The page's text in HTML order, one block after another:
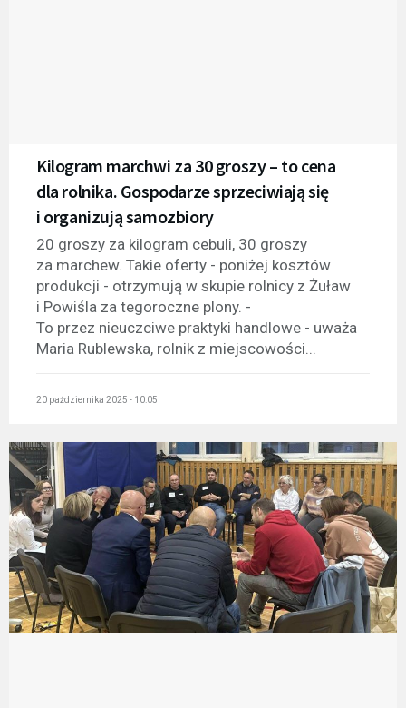
Kilogram marchwi za 30 groszy – to cena
dla rolnika. Gospodarze sprzeciwiają się
i organizują samozbiory
20 groszy za kilogram cebuli, 30 groszy
za marchew. Takie oferty - poniżej kosztów
produkcji - otrzymują w skupie rolnicy z Żuław
i Powiśla za tegoroczne plony. -
To przez nieuczciwe praktyki handlowe - uważa
Maria Rublewska, rolnik z miejscowości...
20 października 2025 - 10:05